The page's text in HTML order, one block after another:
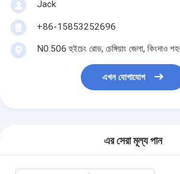
Jack
+86-15853252696
N0.506 হুইচেং রোড, চেঙ্গিয়াং জেলা, কিংদাও
এখন যোগাযোগ
এর সেরা মূল্য পান